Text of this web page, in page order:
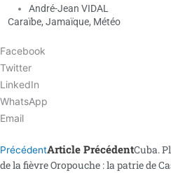
André-Jean VIDAL
Caraïbe, Jamaïque, Météo
Facebook
Twitter
LinkedIn
WhatsApp
Email
PrécédentArticle PrécédentCuba.
de la fièvre Oropouche : la patrie de